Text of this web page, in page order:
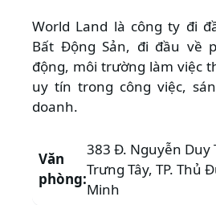
World Land là công ty đi
Bất Động Sản, đi đầu về
động, môi trường làm việc
uy tín trong công việc,
doanh.
Văn
phòng:
383 Đ. Nguyễn Duy
Trưng Tây, TP. Thủ
Minh